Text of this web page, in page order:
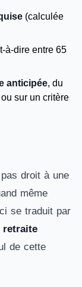
(calculée
à-dire entre 65
anticipée, du
sur un critère
droit à une
même
se traduit par
retraite
de cette